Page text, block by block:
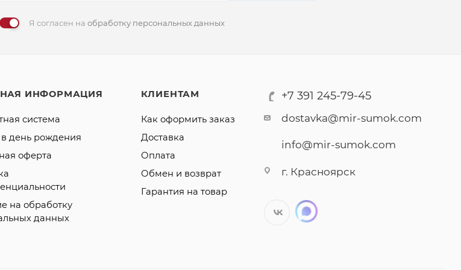
Я согласен на обработку персональных данных
ИНФОРМАЦИЯ
система
день рождения
оферта
на обработку
данных
КЛИЕНТАМ
Как оформить заказ
Доставка
Оплата
Обмен и возврат
Гарантия на товар
+7 391 245-79-45
dostavka@mir-sumok.com
info@mir-sumok.com
г. Красноярск